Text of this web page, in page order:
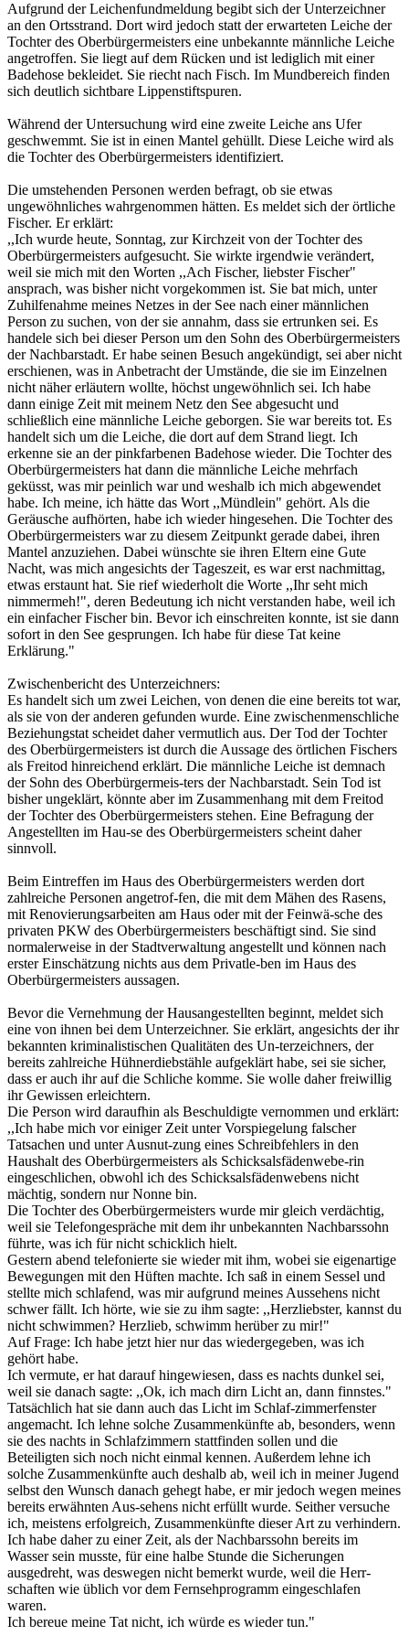
Aufgrund der Leichenfundmeldung begibt sich der Unterzeichner
an den Ortsstrand. Dort wird jedoch statt der erwarteten Leiche der
Tochter des Oberbürgermeisters eine unbekannte männliche Leiche
angetroffen. Sie liegt auf dem Rücken und ist lediglich mit einer
Badehose bekleidet. Sie riecht nach Fisch. Im Mundbereich finden
sich deutlich sichtbare Lippenstiftspuren.
Während der Untersuchung wird eine zweite Leiche ans Ufer
geschwemmt. Sie ist in einen Mantel gehüllt. Diese Leiche wird als
die Tochter des Oberbürgermeisters identifiziert.
Die umstehenden Personen werden befragt, ob sie etwas
ungewöhnliches wahrgenommen hätten. Es meldet sich der örtliche
Fischer. Er erklärt:
,,Ich wurde heute, Sonntag, zur Kirchzeit von der Tochter des
Oberbürgermeisters aufgesucht. Sie wirkte irgendwie verändert,
weil sie mich mit den Worten ,,Ach Fischer, liebster Fischer"
ansprach, was bisher nicht vorgekommen ist. Sie bat mich, unter
Zuhilfenahme meines Netzes in der See nach einer männlichen
Person zu suchen, von der sie annahm, dass sie ertrunken sei. Es
handele sich bei dieser Person um den Sohn des Oberbürgermeisters
der Nachbarstadt. Er habe seinen Besuch angekündigt, sei aber nicht
erschienen, was in Anbetracht der Umstände, die sie im Einzelnen
nicht näher erläutern wollte, höchst ungewöhnlich sei. Ich habe
dann einige Zeit mit meinem Netz den See abgesucht und
schließlich eine männliche Leiche geborgen. Sie war bereits tot. Es
handelt sich um die Leiche, die dort auf dem Strand liegt. Ich
erkenne sie an der pinkfarbenen Badehose wieder. Die Tochter des
Oberbürgermeisters hat dann die männliche Leiche mehrfach
geküsst, was mir peinlich war und weshalb ich mich abgewendet
habe. Ich meine, ich hätte das Wort ,,Mündlein" gehört. Als die
Geräusche aufhörten, habe ich wieder hingesehen. Die Tochter des
Oberbürgermeisters war zu diesem Zeitpunkt gerade dabei, ihren
Mantel anzuziehen. Dabei wünschte sie ihren Eltern eine Gute
Nacht, was mich angesichts der Tageszeit, es war erst nachmittag,
etwas erstaunt hat. Sie rief wiederholt die Worte ,,Ihr seht mich
nimmermeh!", deren Bedeutung ich nicht verstanden habe, weil ich
ein einfacher Fischer bin. Bevor ich einschreiten konnte, ist sie dann
sofort in den See gesprungen. Ich habe für diese Tat keine
Erklärung."
Zwischenbericht des Unterzeichners:
Es handelt sich um zwei Leichen, von denen die eine bereits tot war,
als sie von der anderen gefunden wurde. Eine zwischenmenschliche
Beziehungstat scheidet daher vermutlich aus. Der Tod der Tochter
des Oberbürgermeisters ist durch die Aussage des örtlichen Fischers
als Freitod hinreichend erklärt. Die männliche Leiche ist demnach
der Sohn des Oberbürgermeis-ters der Nachbarstadt. Sein Tod ist
bisher ungeklärt, könnte aber im Zusammenhang mit dem Freitod
der Tochter des Oberbürgermeisters stehen. Eine Befragung der
Angestellten im Hau-se des Oberbürgermeisters scheint daher
sinnvoll.
Beim Eintreffen im Haus des Oberbürgermeisters werden dort
zahlreiche Personen angetrof-fen, die mit dem Mähen des Rasens,
mit Renovierungsarbeiten am Haus oder mit der Feinwä-sche des
privaten PKW des Oberbürgermeisters beschäftigt sind. Sie sind
normalerweise in der Stadtverwaltung angestellt und können nach
erster Einschätzung nichts aus dem Privatle-ben im Haus des
Oberbürgermeisters aussagen.
Bevor die Vernehmung der Hausangestellten beginnt, meldet sich
eine von ihnen bei dem Unterzeichner. Sie erklärt, angesichts der ihr
bekannten kriminalistischen Qualitäten des Un-terzeichners, der
bereits zahlreiche Hühnerdiebstähle aufgeklärt habe, sei sie sicher,
dass er auch ihr auf die Schliche komme. Sie wolle daher freiwillig
ihr Gewissen erleichtern.
Die Person wird daraufhin als Beschuldigte vernommen und erklärt:
,,Ich habe mich vor einiger Zeit unter Vorspiegelung falscher
Tatsachen und unter Ausnut-zung eines Schreibfehlers in den
Haushalt des Oberbürgermeisters als Schicksalsfädenwebe-rin
eingeschlichen, obwohl ich des Schicksalsfädenwebens nicht
mächtig, sondern nur Nonne bin.
Die Tochter des Oberbürgermeisters wurde mir gleich verdächtig,
weil sie Telefongespräche mit dem ihr unbekannten Nachbarssohn
führte, was ich für nicht schicklich hielt.
Gestern abend telefonierte sie wieder mit ihm, wobei sie eigenartige
Bewegungen mit den Hüften machte. Ich saß in einem Sessel und
stellte mich schlafend, was mir aufgrund meines Aussehens nicht
schwer fällt. Ich hörte, wie sie zu ihm sagte: ,,Herzliebster, kannst du
nicht schwimmen? Herzlieb, schwimm herüber zu mir!"
Auf Frage: Ich habe jetzt hier nur das wiedergegeben, was ich
gehört habe.
Ich vermute, er hat darauf hingewiesen, dass es nachts dunkel sei,
weil sie danach sagte: ,,Ok, ich mach dirn Licht an, dann finnstes."
Tatsächlich hat sie dann auch das Licht im Schlaf-zimmerfenster
angemacht. Ich lehne solche Zusammenkünfte ab, besonders, wenn
sie des nachts in Schlafzimmern stattfinden sollen und die
Beteiligten sich noch nicht einmal kennen. Außerdem lehne ich
solche Zusammenkünfte auch deshalb ab, weil ich in meiner Jugend
selbst den Wunsch danach gehegt habe, er mir jedoch wegen meines
bereits erwähnten Aus-sehens nicht erfüllt wurde. Seither versuche
ich, meistens erfolgreich, Zusammenkünfte dieser Art zu verhindern.
Ich habe daher zu einer Zeit, als der Nachbarssohn bereits im
Wasser sein musste, für eine halbe Stunde die Sicherungen
ausgedreht, was deswegen nicht bemerkt wurde, weil die Herr-
schaften wie üblich vor dem Fernsehprogramm eingeschlafen
waren.
Ich bereue meine Tat nicht, ich würde es wieder tun."